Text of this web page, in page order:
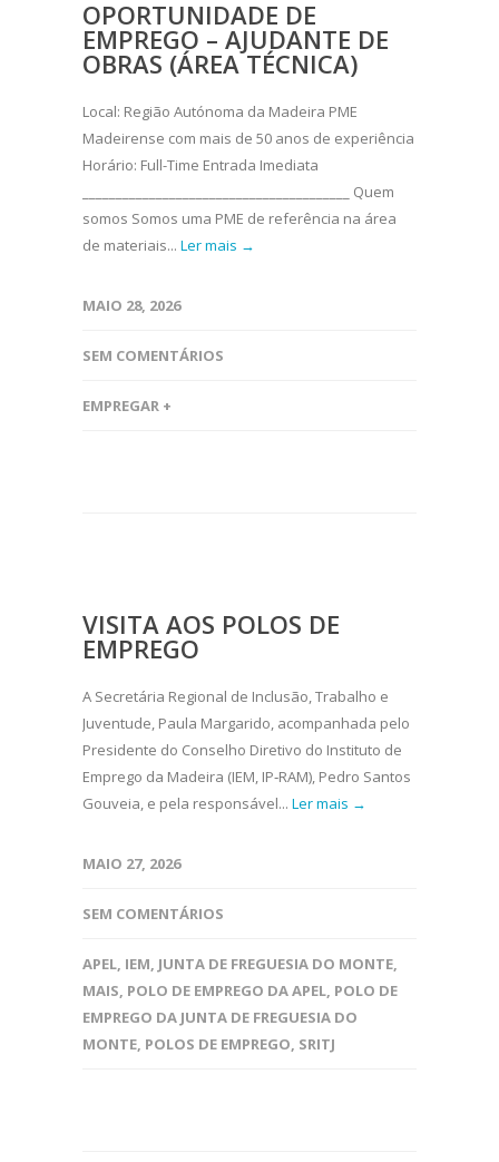
OPORTUNIDADE DE
EMPREGO – AJUDANTE DE
OBRAS (ÁREA TÉCNICA)
Local: Região Autónoma da Madeira PME
Madeirense com mais de 50 anos de experiência
Horário: Full-Time Entrada Imediata
________________________________________ Quem
somos Somos uma PME de referência na área
de materiais... Ler mais →
MAIO 28, 2026
SEM COMENTÁRIOS
EMPREGAR +
VISITA AOS POLOS DE
EMPREGO
A Secretária Regional de Inclusão, Trabalho e
Juventude, Paula Margarido, acompanhada pelo
Presidente do Conselho Diretivo do Instituto de
Emprego da Madeira (IEM, IP‑RAM), Pedro Santos
Gouveia, e pela responsável... Ler mais →
MAIO 27, 2026
SEM COMENTÁRIOS
APEL, IEM, JUNTA DE FREGUESIA DO MONTE,
MAIS, POLO DE EMPREGO DA APEL, POLO DE
EMPREGO DA JUNTA DE FREGUESIA DO
MONTE, POLOS DE EMPREGO, SRITJ